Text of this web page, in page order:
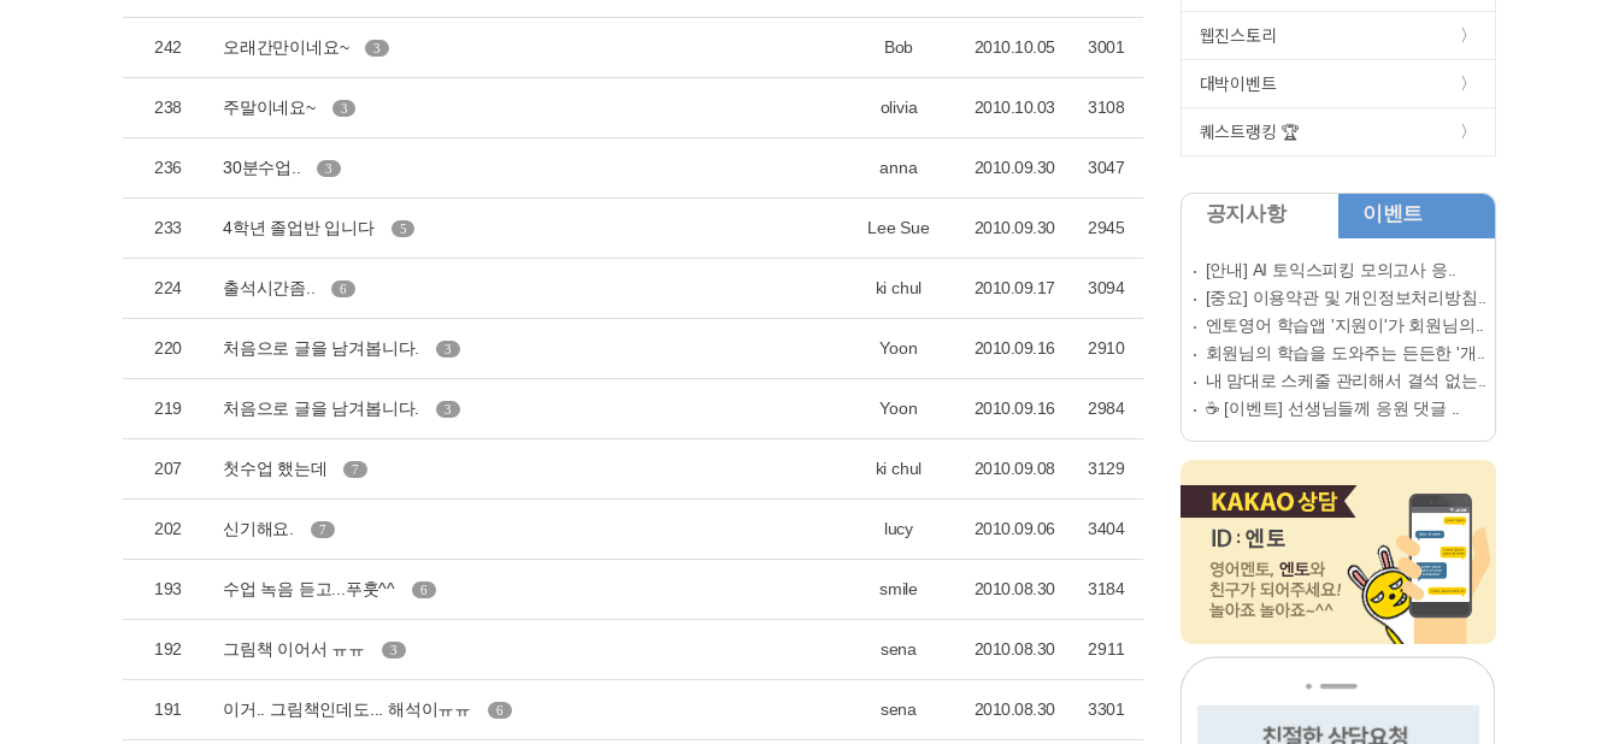
242 오래간만이네요~ 3 Bob 2010.10.05 3001
238 주말이네요~ 3 olivia 2010.10.03 3108
236 30분수업.. 3 anna 2010.09.30 3047
233 4학년 졸업반 입니다 5 Lee Sue 2010.09.30 2945
224 출석시간좀.. 6 ki chul 2010.09.17 3094
220 처음으로 글을 남겨봅니다. 3 Yoon 2010.09.16 2910
219 처음으로 글을 남겨봅니다. 3 Yoon 2010.09.16 2984
207 첫수업 했는데 7 ki chul 2010.09.08 3129
202 신기해요. 7 lucy 2010.09.06 3404
193 수업 녹음 듣고...푸훗^^ 6 smile 2010.08.30 3184
192 그림책 이어서 ㅠㅠ 3 sena 2010.08.30 2911
191 이거.. 그림책인데도... 해석이ㅠㅠ 6 sena 2010.08.30 3301
웹진스토리
대박이벤트
퀘스트랭킹 🏆
공지사항 이벤트
[안내] AI 토익스피킹 모의고사 응..
[중요] 이용약관 및 개인정보처리방침..
엔토영어 학습앱 '지원이'가 회원님의..
회원님의 학습을 도와주는 든든한 '개..
내 맘대로 스케줄 관리해서 결석 없는..
☕ [이벤트] 선생님들께 응원 댓글 ..